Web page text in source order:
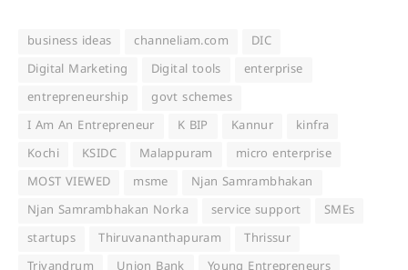
business ideas channeliam.com
DIC
Digital Marketing
Digital tools
enterprise
entrepreneurship
govt schemes
I Am An Entrepreneur
K BIP Kannur
kinfra
Kochi
KSIDC Malappuram
micro enterprise
MOST VIEWED
msme
Njan Samrambhakan
Njan Samrambhakan Norka
service support
SMEs
startups
Thiruvananthapuram
Thrissur